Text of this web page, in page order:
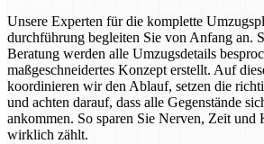
Unsere Experten für die komplette
durchführung begleiten Sie von Anfang an.
Beratung werden alle Umzugsdetails
maßgeschneidertes Konzept erstellt. Auf
koordinieren wir den Ablauf, setzen die
und achten darauf, dass alle Gegenstände
ankommen. So sparen Sie Nerven, Zeit und
wirklich zählt.